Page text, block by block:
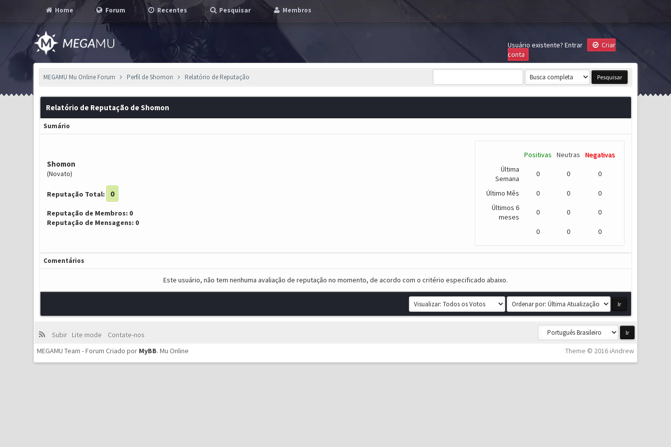
Home Forum Recentes Pesquisar Membros
Usuário existente? Entrar
Criar
conta
MEGAMU Mu Online Forum Perfil de Shomon Relatório de Reputação
Relatório de Reputação de Shomon
Sumário
Shomon
(Novato)
Reputação Total: 0
Reputação de Membros: 0
Reputação de Mensagens: 0
Positivas Neutras
Negativas
Última
Semana
0 0 0
Último Mês 0 0
0
Últimos 6
meses
0 0 0
0 0 0
Comentários
Este usuário, não tem nenhuma avaliação de reputação no momento, de acordo com o critério especificado abaixo.
Subir Lite mode
Contate-nos
Theme © 2016 iAndrew
MEGAMU Team - Forum Criado por MyBB.Mu Online